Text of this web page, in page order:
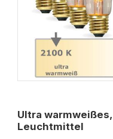
Ultra
Leuchtmittel